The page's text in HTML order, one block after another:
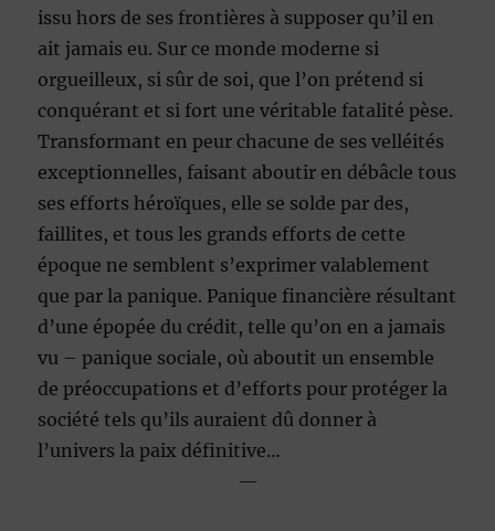
issu hors de ses frontières à supposer qu’il en
ait jamais eu. Sur ce monde moderne si
orgueilleux, si sûr de soi, que l’on prétend si
conquérant et si fort une véritable fatalité pèse.
Transformant en peur chacune de ses velléités
exceptionnelles, faisant aboutir en débâcle tous
ses efforts héroïques, elle se solde par des,
faillites, et tous les grands efforts de cette
époque ne semblent s’exprimer valablement
que par la panique. Panique financière résultant
d’une épopée du crédit, telle qu’on en a jamais
vu – panique sociale, où aboutit un ensemble
de préoccupations et d’efforts pour protéger la
société tels qu’ils auraient dû donner à
l’univers la paix définitive…
—